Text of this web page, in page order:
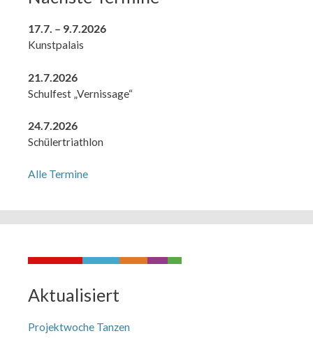
17.7. – 9.7.2026
Kunstpalais
21.7.2026
Schulfest „Vernissage“
24.7.2026
Schülertriathlon
Alle Termine
Aktualisiert
Projektwoche Tanzen